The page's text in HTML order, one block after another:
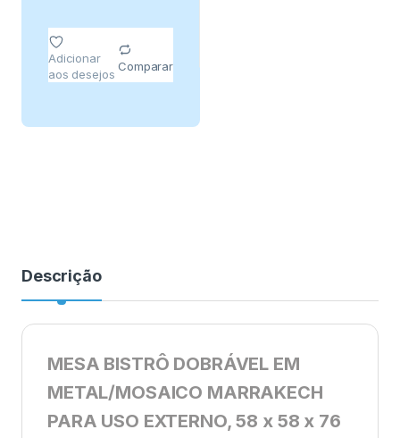
Adicionar
aos desejos
Comparar
Descrição
MESA BISTRÔ DOBRÁVEL EM
METAL/MOSAICO MARRAKECH
PARA USO EXTERNO, 58 x 58 x 76